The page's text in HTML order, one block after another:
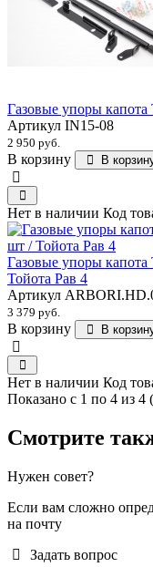
Газовые упоры
Артикул IN15-08
2 950 руб.
В корзину В
Нет в наличии Код
Газовые упоры
Тойота Рав 4
Артикул
3 379 руб.
В корзину В
Нет в наличии Код
Показано с 1 по 4 из 4
Смотрите
Нужен совет?
Если вам сложно
на почту
Задать вопрос